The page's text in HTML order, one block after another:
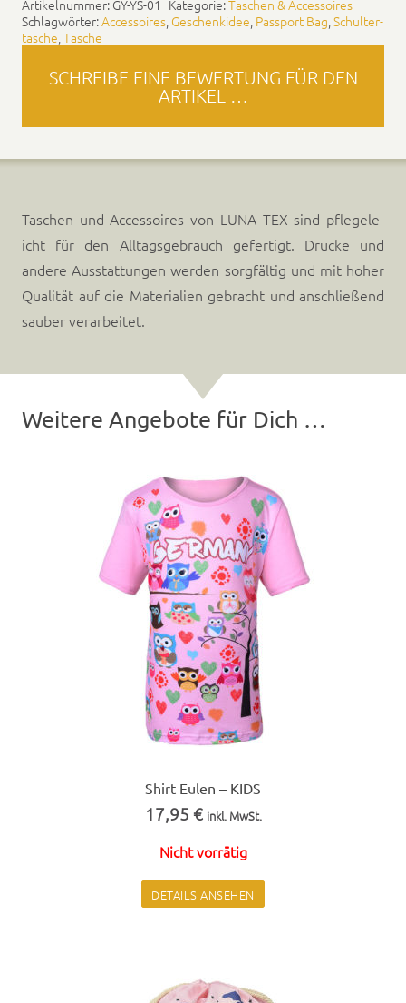
Artikel­num­mer: GY-YS-01 Kat­e­gorie:Taschen & Acces­soires
Schlag­wörter:Acces­soires Geschenkidee Pass­port Bag Schul­ter­
tasche Tasche
SCHREIBE EINE BEWERTUNG FÜR DEN
ARTIKEL …
Taschen und Acces­soires von LUNA TEX sind pflegele­
icht für den All­t­ags­ge­brauch gefer­tigt. Drucke und
andere Ausstat­tun­gen wer­den sorgfältig und mit hoher
Qual­ität auf die Mate­ri­alien gebracht und anschließend
sauber ver­ar­beit­et.
Weitere Angebote für Dich …
Shirt Eulen – KIDS
17,95 € inkl. MwSt.
Nicht vor­rätig
DETAILS ANSE­HEN
mehrere